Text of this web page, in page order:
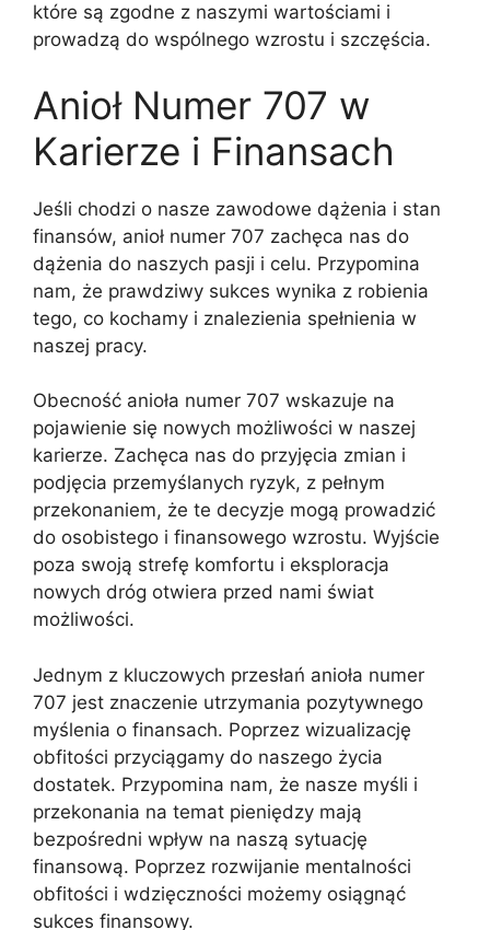
które są zgodne z naszymi wartościami i
prowadzą do wspólnego wzrostu i szczęścia.
Anioł Numer 707 w
Karierze i Finansach
Jeśli chodzi o nasze zawodowe dążenia i stan
finansów, anioł numer 707 zachęca nas do
dążenia do naszych pasji i celu. Przypomina
nam, że prawdziwy sukces wynika z robienia
tego, co kochamy i znalezienia spełnienia w
naszej pracy.
Obecność anioła numer 707 wskazuje na
pojawienie się nowych możliwości w naszej
karierze. Zachęca nas do przyjęcia zmian i
podjęcia przemyślanych ryzyk, z pełnym
przekonaniem, że te decyzje mogą prowadzić
do osobistego i finansowego wzrostu. Wyjście
poza swoją strefę komfortu i eksploracja
nowych dróg otwiera przed nami świat
możliwości.
Jednym z kluczowych przesłań anioła numer
707 jest znaczenie utrzymania pozytywnego
myślenia o finansach. Poprzez wizualizację
obfitości przyciągamy do naszego życia
dostatek. Przypomina nam, że nasze myśli i
przekonania na temat pieniędzy mają
bezpośredni wpływ na naszą sytuację
finansową. Poprzez rozwijanie mentalności
obfitości i wdzięczności możemy osiągnąć
sukces finansowy.